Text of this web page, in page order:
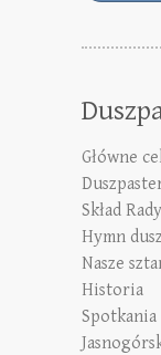
Główne
Skład
Hymn
Nasze
Historia